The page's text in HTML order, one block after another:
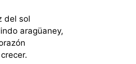
del sol
aragüaney,